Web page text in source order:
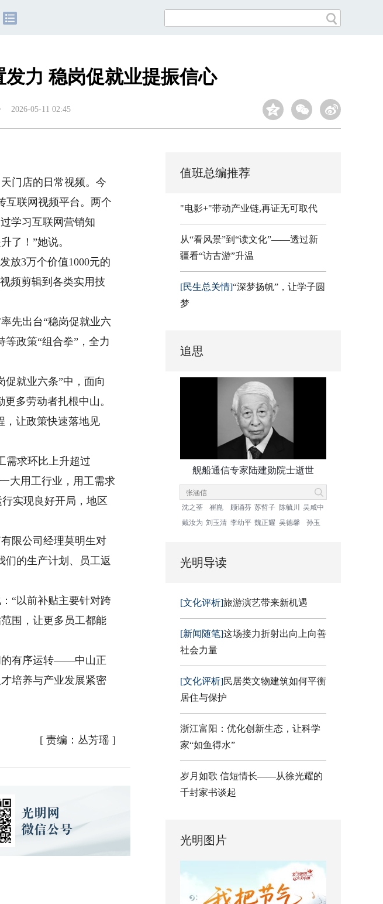
力 稳岗促就业提振信心
2026-05-11 02:45
门店的日常视频。今
互联网视频平台。两个
学习互联网营销知
了！”她说。
放3万个价值1000元的
频剪辑到各类实用技
先出台“稳岗促就业六
政策“组合拳”，全力
就业六条”中，面向
多劳动者扎根中山。
，让政策快速落地见
求环比上升超过
大用工行业，用工需求
实现良好开局，地区
限公司经理莫明生对
们的生产计划、员工返
“以前补贴主要针对跨
围，让更多员工都能
的有序运转——中山正
培养与产业发展紧密
[ 责编：丛芳瑶]
值班总编推荐
"电影+"带动产业链,再证无可取代
从“看风景”到“读文化”——透过新
疆看“访古游”升温
[民生总关情]“深梦扬帆”，让学子圆
梦
追思
舰船通信专家陆建勋院士逝世
沈之荃 崔崑 顾诵芬 苏哲子 陈毓川
吴咸中
戴汝为 刘玉清 李幼平 魏正耀 吴德馨 孙玉
光明导读
[文化评析]旅游演艺带来新机遇
[新闻随笔]这场接力折射出向上向善
社会力量
[文化评析]民居类文物建筑如何平衡
居住与保护
浙江富阳：优化创新生态，让科学
家“如鱼得水”
岁月如歌 信短情长——从徐光耀的
千封家书谈起
光明图片